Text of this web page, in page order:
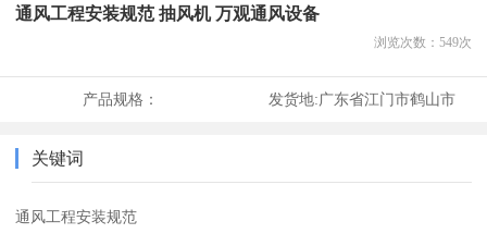
通风工程安装规范 抽风机 万观通风设备
浏览次数： 549次
产品规格： 发货地:广东省江门市鹤山市
关键词
通风工程安装规范